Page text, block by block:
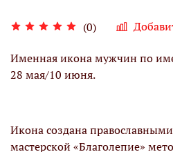
(0)
Именная икона мужчин по
28 мая/10 июня.
Икона создана
мастерской «Благолепие»